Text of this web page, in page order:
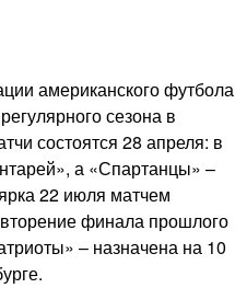
американского футбола
сезона в
состоятся 28 апреля: в
а «Спартанцы» –
22 июля матчем
финала прошлого
– назначена на 10